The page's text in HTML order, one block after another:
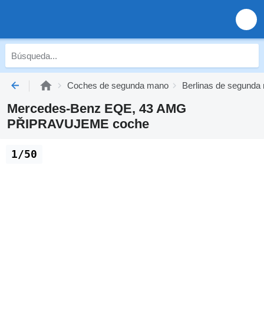
Coches de segunda mano Berlinas de segunda
Mercedes-Benz EQE, 43 AMG
PŘIPRAVUJEME coche
1/50